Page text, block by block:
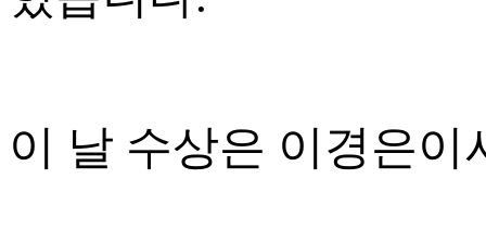
이 날 수상은 이경은